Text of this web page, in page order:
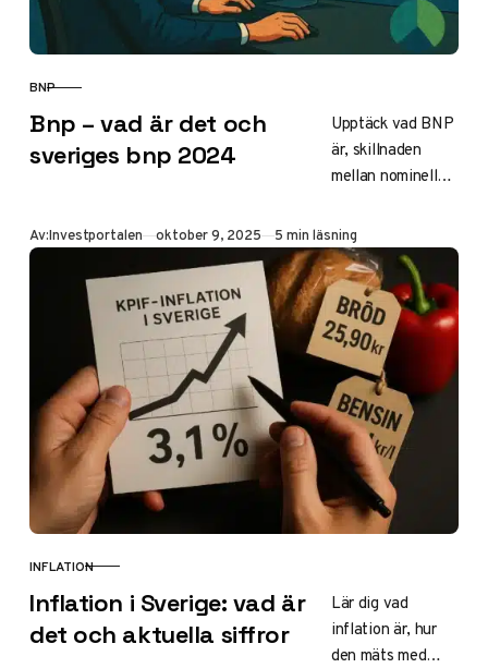
KATEGORI
BNP
Bnp – vad är det och
sveriges bnp 2024
Upptäck vad BNP
är, skillnaden
mellan nominell
samt sveriges
aktuella bnp 2024
på 6000 miljarder
SEK med 1%
tillväxt.
Jämförelser med
USA och tips för
investeringar i
fonder och
fastigheter.
Av:Investportalen Publicerad
oktober 9, 2025 5 min läsning
KATEGORI
INFLATION
Inflation i Sverige: vad är
det och aktuella siffror
Lär dig vad
inflation är, hur
den mäts med